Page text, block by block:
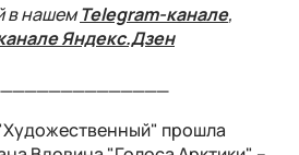
в нашемTelegram-канале,
Яндекс.Дзен
прошла